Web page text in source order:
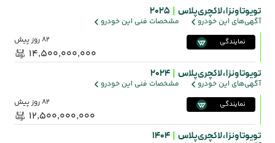
تویوتا ونزا ،لاکچری پلاس 2025
آگهی‌های این خودرو مشخصات فنی این خودرو
نمایندگی 82 روز پیش
۱۴٬۵۰۰٬۰۰۰٬۰۰۰
تویوتا ونزا ،لاکچری پلاس 2024
آگهی‌های این خودرو مشخصات فنی این خودرو
نمایندگی 82 روز پیش
۱۲٬۵۰۰٬۰۰۰٬۰۰۰
تویوتا ونزا ،لاکچری پلاس 1404